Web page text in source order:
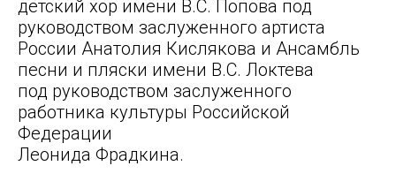
детский хор имени В.С. Попова под
руководством заслуженного артиста
России Анатолия Кислякова и Ансамбль
песни и пляски имени В.С. Локтева
под руководством заслуженного
работника культуры Российской
Федерации
Леонида Фрадкина.